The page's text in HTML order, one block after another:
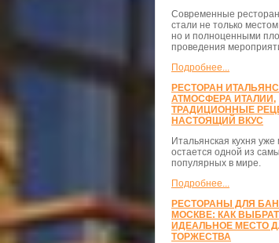
Современные
стали не только
но и полноценными
проведения
Подробнее...
РЕСТОРАН
АТМОСФЕРА ИТАЛИИ,
ТРАДИЦИОННЫЕ
НАСТОЯЩИЙ ВКУС
Итальянская кухня уже
остается одной из
популярных в мире.
Подробнее...
РЕСТОРАНЫ ДЛЯ
МОСКВЕ: КАК
ИДЕАЛЬНОЕ МЕСТО
ТОРЖЕСТВА